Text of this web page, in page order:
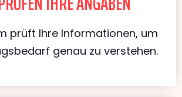
prüft Ihre Informationen, um
genau zu verstehen.